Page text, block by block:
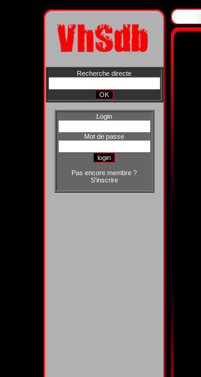
Recherche directe
Login
Mot de passe
Pas encore membre ?
S'inscrire